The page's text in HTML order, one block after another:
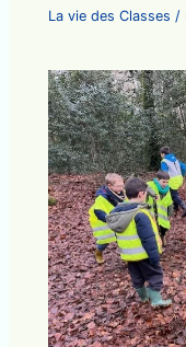
La vie des Classes /